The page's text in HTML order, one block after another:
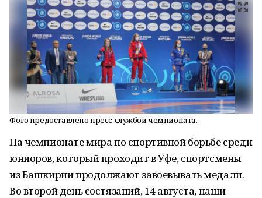
Фото предоставлено пресс-службой чемпионата.
На чемпионате мира по спортивной борьбе среди
юниоров, который проходит в Уфе, спортсмены
из Башкирии продолжают завоевывать медали.
Во второй день состязаний, 14 августа, наши